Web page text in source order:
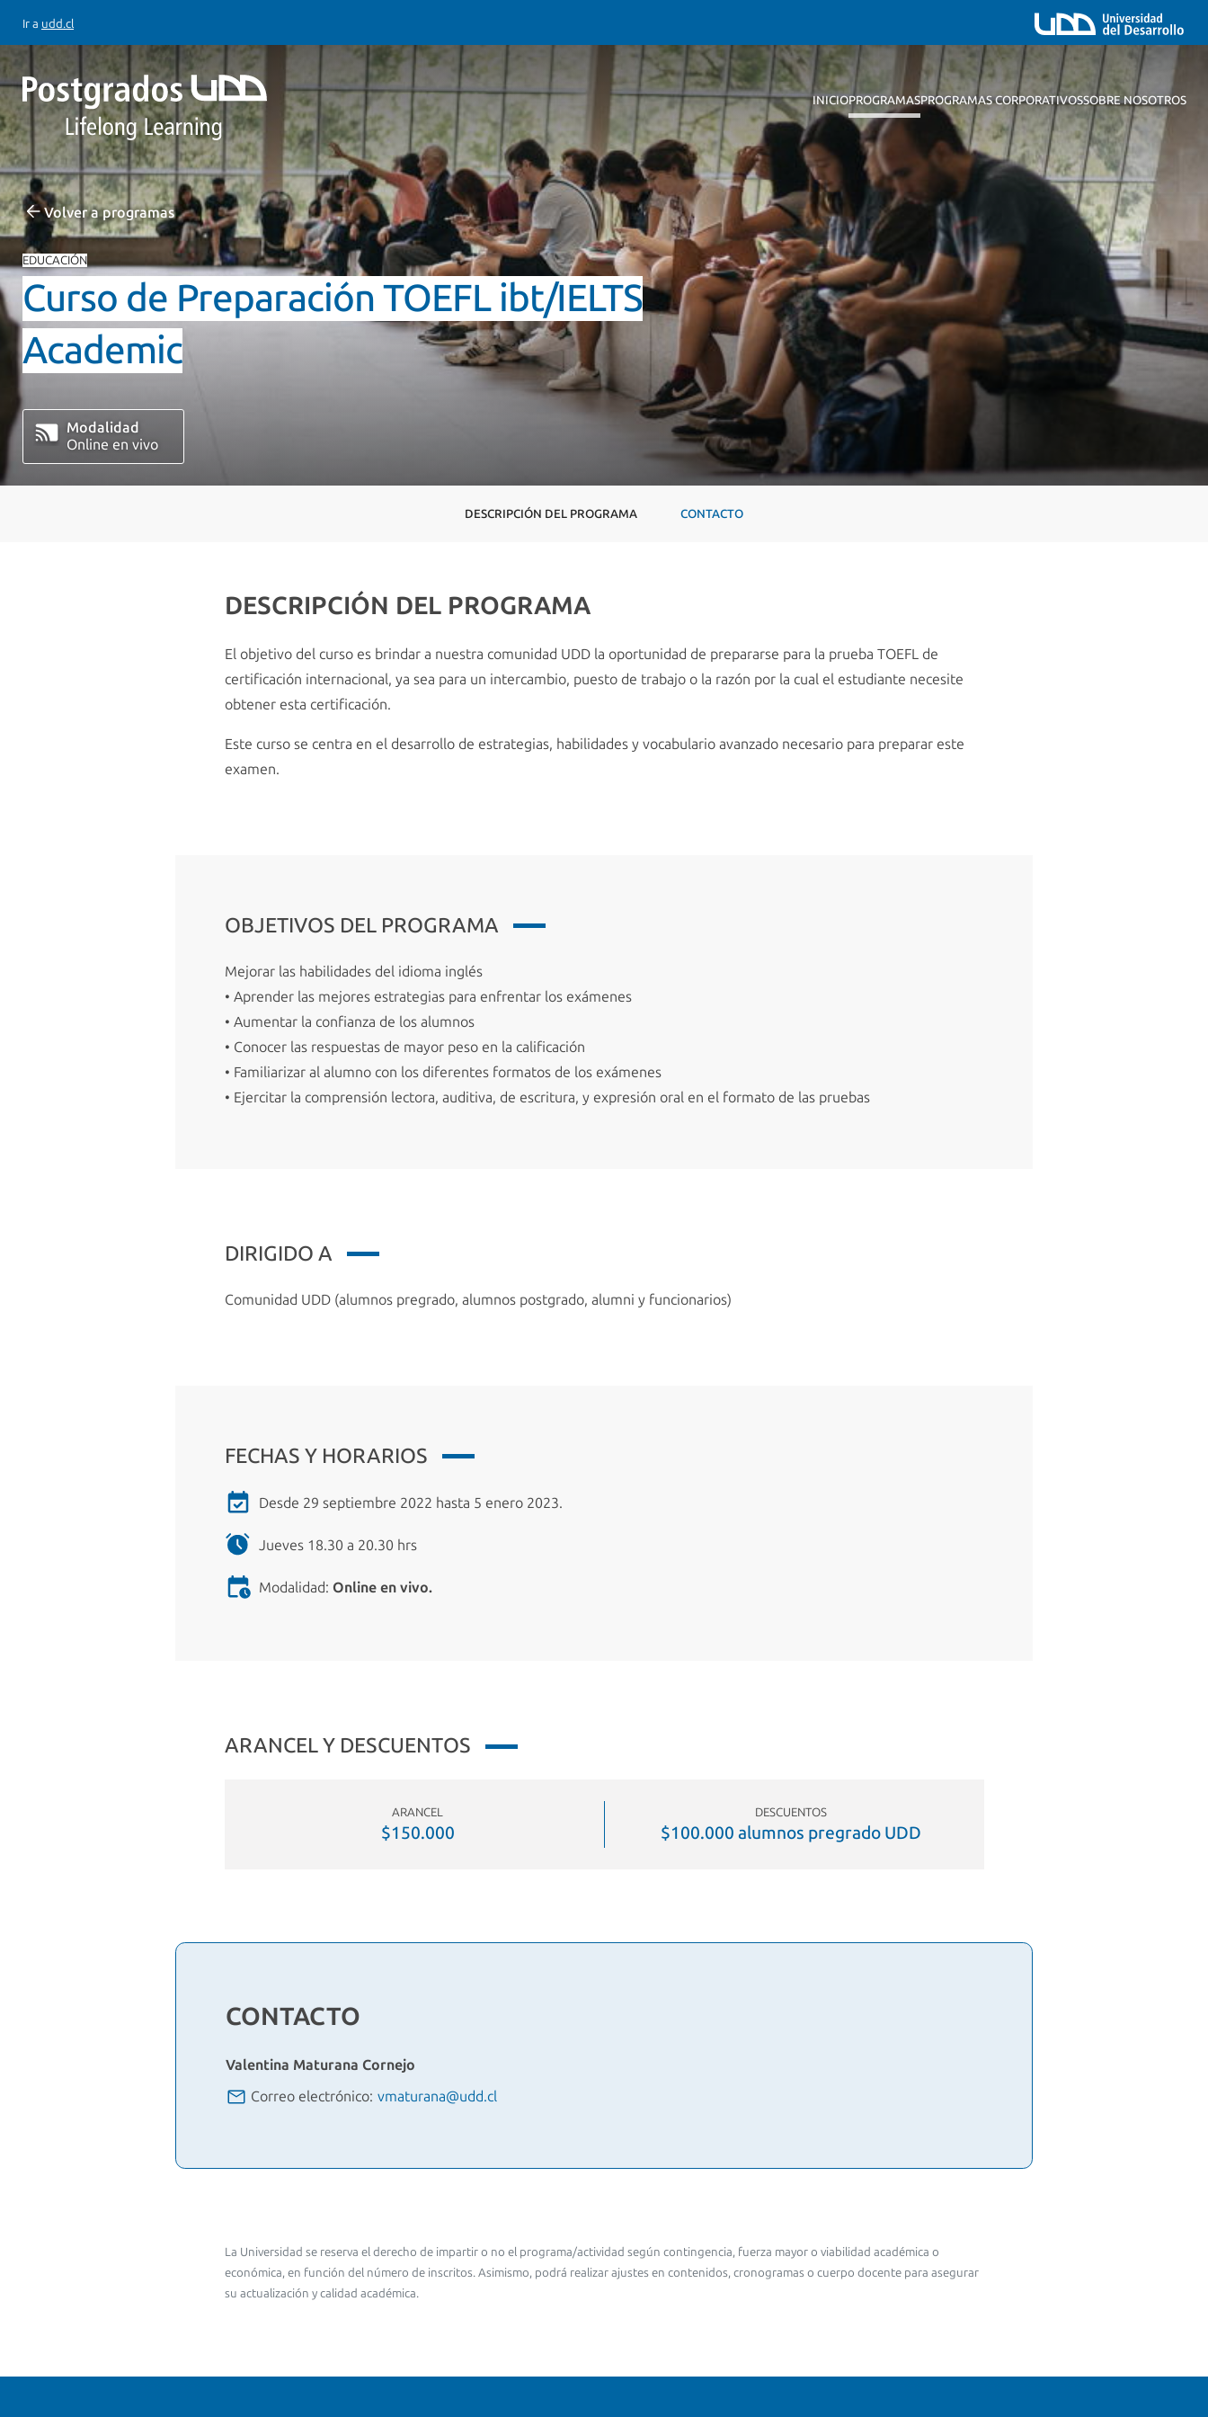
Ir a udd.cl
INICIOPROGRAMASPROGRAMAS CORPORATIVOSSOBRE NOSOTROS
Volver a programas
EDUCACIÓN
Curso de Preparación TOEFL ibt/IELTS
Academic
Modalidad
Online en vivo
DESCRIPCIÓN DEL PROGRAMA CONTACTO
DESCRIPCIÓN DEL PROGRAMA
El objetivo del curso es brindar a nuestra comunidad UDD la oportunidad de prepararse para la prueba TOEFL de
certificación internacional, ya sea para un intercambio, puesto de trabajo o la razón por la cual el estudiante necesite
obtener esta certificación.
Este curso se centra en el desarrollo de estrategias, habilidades y vocabulario avanzado necesario para preparar este
examen.
OBJETIVOS DEL PROGRAMA
Mejorar las habilidades del idioma inglés
• Aprender las mejores estrategias para enfrentar los exámenes
• Aumentar la confianza de los alumnos
• Conocer las respuestas de mayor peso en la calificación
• Familiarizar al alumno con los diferentes formatos de los exámenes
• Ejercitar la comprensión lectora, auditiva, de escritura, y expresión oral en el formato de las pruebas
DIRIGIDO A
Comunidad UDD (alumnos pregrado, alumnos postgrado, alumni y funcionarios)
FECHAS Y HORARIOS
Desde 29 septiembre 2022 hasta 5 enero 2023.
Jueves 18.30 a 20.30 hrs
Modalidad: Online en vivo.
ARANCEL Y DESCUENTOS
ARANCEL
$150.000
DESCUENTOS
$100.000 alumnos pregrado UDD
CONTACTO
Valentina Maturana Cornejo
Correo electrónico: vmaturana@udd.cl
La Universidad se reserva el derecho de impartir o no el programa/actividad según contingencia, fuerza mayor o viabilidad académica o
económica, en función del número de inscritos. Asimismo, podrá realizar ajustes en contenidos, cronogramas o cuerpo docente para asegurar
su actualización y calidad académica.